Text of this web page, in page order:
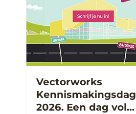
Vectorworks
Kennismakingsdag
2026. Een dag vol